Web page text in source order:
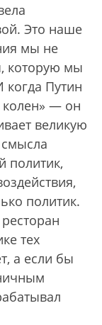
Это наше
мы не
которую мы
Путин
колен» — он
великую
смысла
политик,
политик.
тех
а если бы